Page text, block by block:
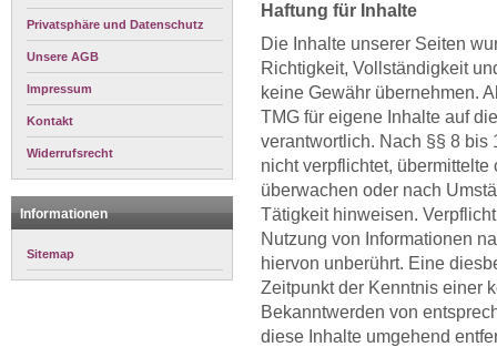
Privatsphäre und Datenschutz
Unsere AGB
Impressum
Kontakt
Widerrufsrecht
Informationen
Sitemap
Haftung für Inhalte
Die Inhalte unserer Seiten
Richtigkeit, Vollständigkeit
keine Gewähr übernehmen.
TMG für eigene Inhalte auf
verantwortlich. Nach §§ 8 bis
nicht verpflichtet,
überwachen oder nach
Tätigkeit hinweisen.
Nutzung von Informationen
hiervon unberührt. Eine
Zeitpunkt der Kenntnis einer
Bekanntwerden von
diese Inhalte umgehend